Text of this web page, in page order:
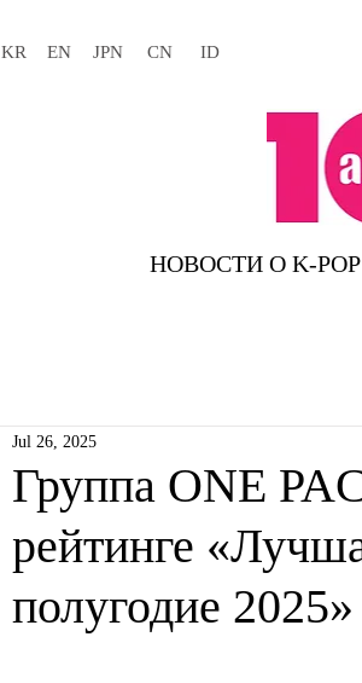
KR EN JPN CN ID
НОВОСТИ О K-
Группа ONE
рейтинге
полугодие
Jul 26, 2025